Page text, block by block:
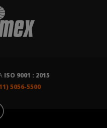
ISO 9001 : 2015
5056-5500